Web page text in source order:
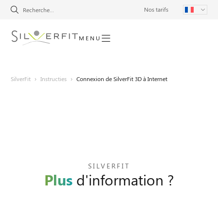
Nos tarifs
MENU
SilverFit › Instructies › Connexion de SilverFit 3D à Internet
SILVERFIT
Plus d'information ?